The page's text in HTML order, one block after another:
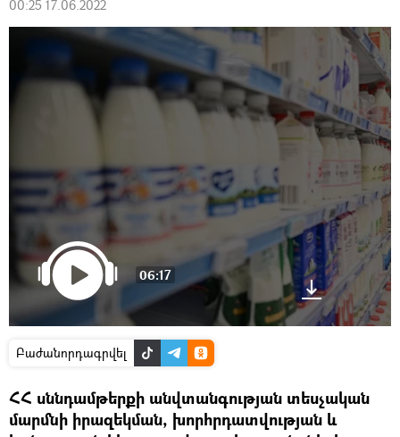
00:25 17.06.2022
06:17
Բաժանորդագրվել
ՀՀ սննդամթերքի անվտանգության տեսչական
մարմնի իրազեկման, խորհրդատվության և